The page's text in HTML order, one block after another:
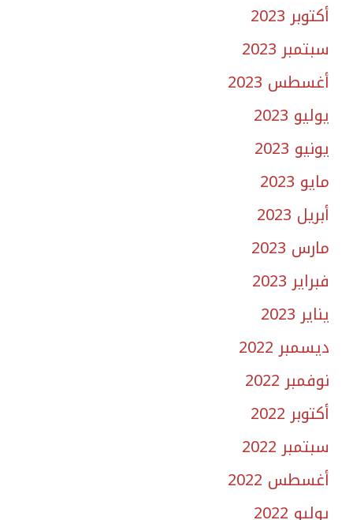
أكتوبر 2023
سبتمبر 2023
أغسطس 2023
يوليو 2023
يونيو 2023
مايو 2023
أبريل 2023
مارس 2023
فبراير 2023
يناير 2023
ديسمبر 2022
نوفمبر 2022
أكتوبر 2022
سبتمبر 2022
أغسطس 2022
يوليو 2022